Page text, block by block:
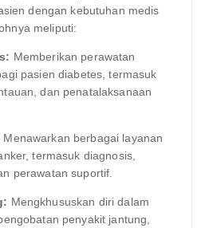
dengan kebutuhan medis
meliputi:
Memberikan perawatan
pasien diabetes, termasuk
dan penatalaksanaan
Menawarkan berbagai layanan
termasuk diagnosis,
perawatan suportif.
Mengkhususkan diri dalam
penyakit jantung,